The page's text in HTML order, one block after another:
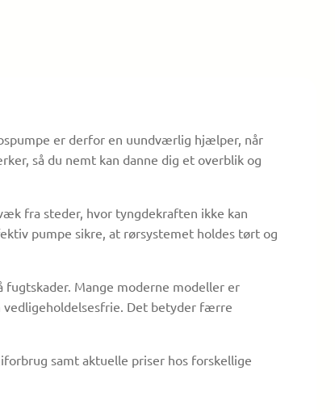
er derfor en uundværlig hjælper, når
så du nemt kan danne dig et overblik og
fra steder, hvor tyngdekraften ikke kan
pumpe sikre, at rørsystemet holdes tørt og
Mange moderne modeller er
Det betyder færre
samt aktuelle priser hos forskellige